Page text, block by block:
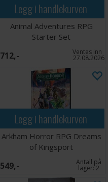
Legg i handlekurven
Animal Adventures RPG
Starter Set
712,- Ventes inn
27.08.2026
Legg i handlekurven
Arkham Horror RPG Dreams
of Kingsport
549,- Antall på
lager:2